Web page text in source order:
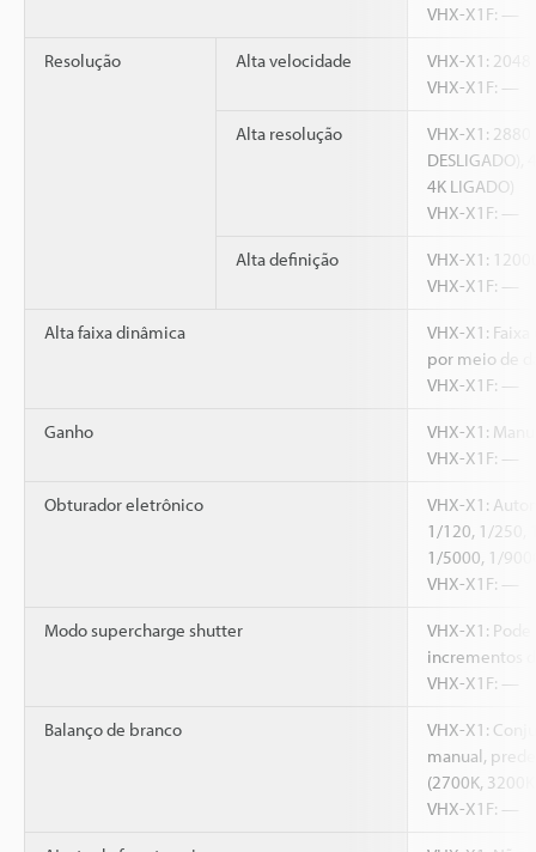
VHX-X1F: —
Resolução Alta velocidade
VHX-X1:
VHX-X1F: —
Alta resolução
VHX-X1:
4K LIGADO)
VHX-X1F: —
Alta definição
VHX-X1:
VHX-X1F: —
Alta faixa dinâmica
VHX-X1:
por meio de
VHX-X1F: —
Ganho
VHX-X1:
VHX-X1F: —
Obturador eletrônico
VHX-X1:
1/120, 1/250,
1/5000, 1/
VHX-X1F: —
Modo supercharge shutter
VHX-X1:
incrementos
VHX-X1F: —
Balanço de branco
VHX-X1:
manual,
(2700K,
VHX-X1F: —